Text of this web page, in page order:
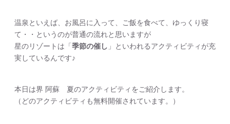
温泉といえば、お風呂に入って、ご飯を食べて、ゆっくり寝
て・・というのが普通の流れと思いますが
星のリゾートは「 季節の催し 」といわれるアクティビティが充
実しているんです♪
本日は界 阿蘇 夏のアクティビティをご紹介します。
（どのアクティビティも無料開催されています。）